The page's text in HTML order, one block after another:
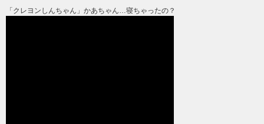
「クレヨンしんちゃん」かあちゃん…寝ちゃったの？